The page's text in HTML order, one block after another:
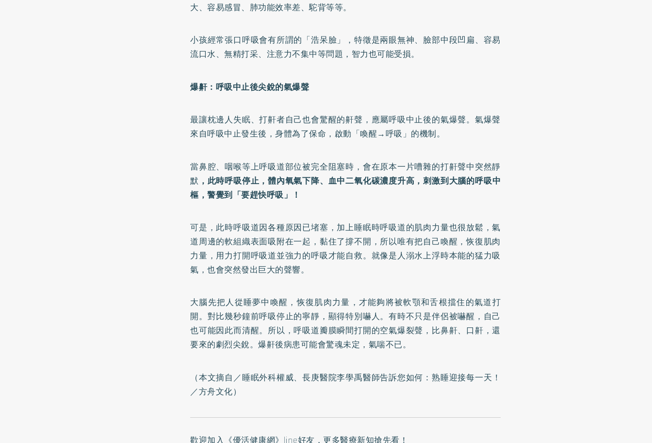
大、容易感冒、肺功能效率差、駝背等等。
小孩經常張口呼吸會有所謂的「浩呆臉」，特徵是兩眼無神、臉部中段凹扁、容易
流口水、無精打采、注意力不集中等問題，智力也可能受損。
爆鼾：呼吸中止後尖銳的氣爆聲
最讓枕邊人失眠、打鼾者自己也會驚醒的鼾聲，應屬呼吸中止後的氣爆聲。氣爆聲
來自呼吸中止發生後，身體為了保命，啟動「喚醒→呼吸」的機制。
當鼻腔、咽喉等上呼吸道部位被完全阻塞時，會在原本一片嘈雜的打鼾聲中突然靜
默 ，此時呼吸停止，體內氧氣下降、血中二氧化碳濃度升高，刺激到大腦的呼吸中
樞，警覺到「要趕快呼吸」！
可是，此時呼吸道因各種原因已堵塞，加上睡眠時呼吸道的肌肉力量也很放鬆，氣
道周邊的軟組織表面吸附在一起，黏住了撐不開，所以唯有把自己喚醒，恢復肌肉
力量，用力打開呼吸道並強力的呼吸才能自救。就像是人溺水上浮時本能的猛力吸
氣，也會突然發出巨大的聲響。
大腦先把人從睡夢中喚醒，恢復肌肉力量，才能夠將被軟顎和舌根擋住的氣道打
開。對比幾秒鐘前呼吸停止的寧靜，顯得特別嚇人。有時不只是伴侶被嚇醒，自己
也可能因此而清醒。所以，呼吸道瓣膜瞬間打開的空氣爆裂聲，比鼻鼾、口鼾，還
要來的劇烈尖銳。爆鼾後病患可能會驚魂未定，氣喘不已。
（本文摘自／睡眠外科權威、長庚醫院李學禹醫師告訴您如何：熟睡迎接每一天！
／方舟文化）
歡迎加入 《優活健康網》line好友 ，更多醫療新知搶先看！